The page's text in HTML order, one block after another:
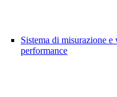
Sistema di misurazione e
performance